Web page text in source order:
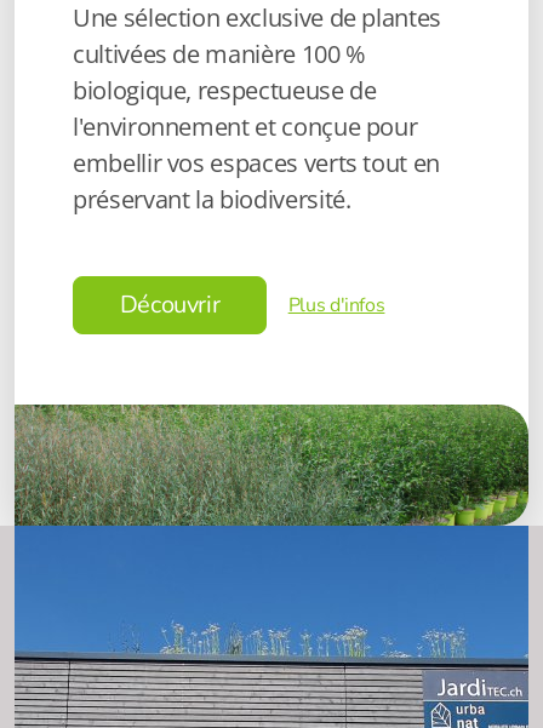
Une sélection exclusive de plantes
cultivées de manière 100 %
biologique, respectueuse de
l'environnement et conçue pour
embellir vos espaces verts tout en
préservant la biodiversité.
Découvrir Plus d'infos